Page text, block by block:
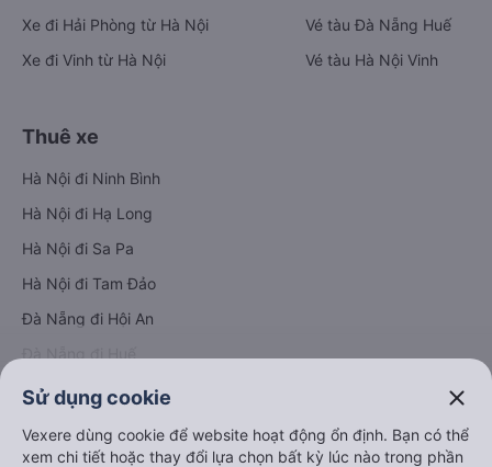
Xe đi Hải Phòng từ Hà Nội
Xe đi Vinh từ Hà Nội
Vé tàu Đà Nẵng Huế
Vé tàu Hà Nội Vinh
Thuê xe
Hà Nội đi Ninh Bình
Hà Nội đi Hạ Long
Hà Nội đi Sa Pa
Hà Nội đi Tam Đảo
Đà Nẵng đi Hội An
Hải Phòng đi Hà Nội
Xem tất cả tuyến đường
Sử dụng cookie close
Vexere dùng cookie để website hoạt động ổn định. Bạn có thể
xem chi tiết hoặc thay đổi lựa chọn bất kỳ lúc nào trong phần